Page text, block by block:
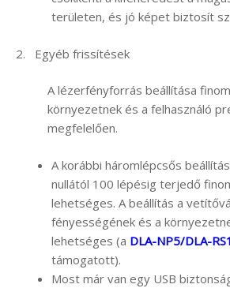
területen, és jó képet biztosít
2. Egyéb frissítések
A lézerfényforrás beállítása
környezetnek és a felhasználó
megfelelően.
A korábbi háromlépcsős
nullától 100 lépésig terjedő
lehetséges. A beállítás a
fényességének és a
lehetséges (a DLA-NP5/DLA-
támogatott).
Most már van egy USB